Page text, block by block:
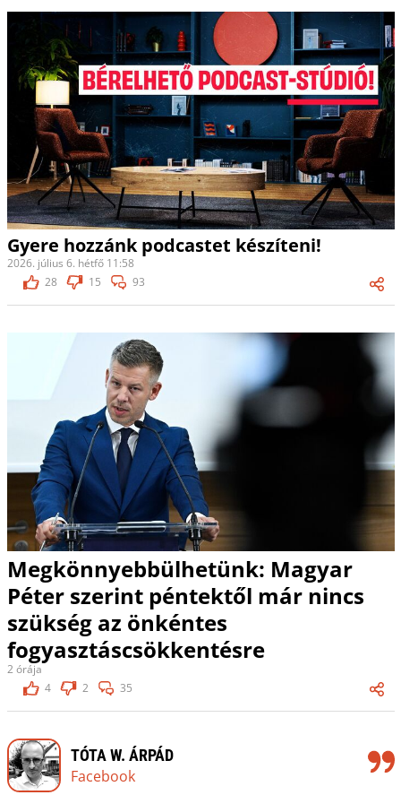
Gyere hozzánk podcastet készíteni!
2026. július 6. hétfő 11:58
28
15 93
Megkönnyebbülhetünk: Magyar
Péter szerint péntektől már nincs
szükség az önkéntes
fogyasztáscsökkentésre
2 órája
4
2 35
TÓTA W. ÁRPÁD
Facebook